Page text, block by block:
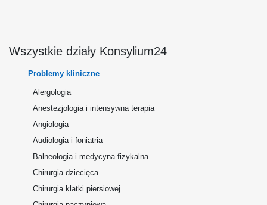
Wszystkie działy Konsylium24
Problemy kliniczne
Alergologia
Anestezjologia i intensywna terapia
Angiologia
Audiologia i foniatria
Balneologia i medycyna fizykalna
Chirurgia dziecięca
Chirurgia klatki piersiowej